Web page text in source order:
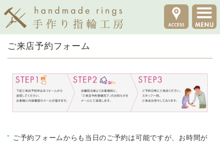
ご来店予約フォーム
ご予約フォームからも当日のご予約は可能ですが、お時間が